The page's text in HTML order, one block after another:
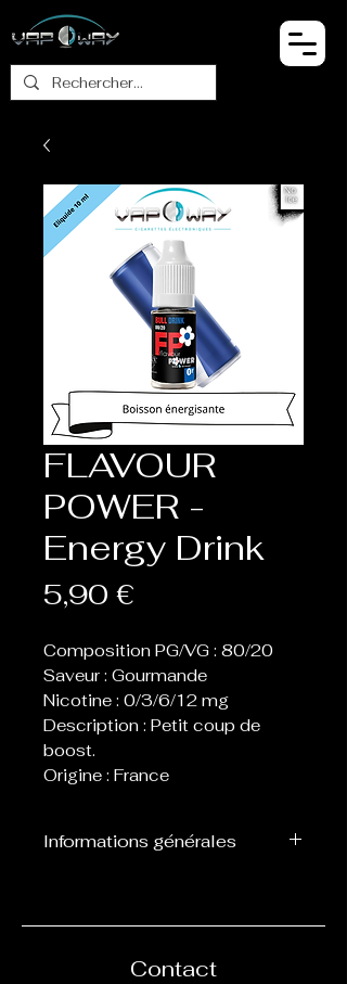
FLAVOUR
POWER -
Energy Drink
5,90 €
Composition PG/VG : 80/20
Saveur : Gourmande
Nicotine : 0/3/6/12 mg
Description : Petit coup de
boost.
Origine : France
Informations générales
définis : 0,3,6,12 ou 18 mg.
Contact